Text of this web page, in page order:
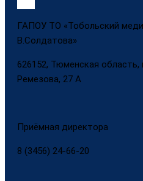
ГАПОУ ТО «Тобольский
В.Солдатова»
626152, Тюменская область,
Ремезова, 27 А
Приёмная директора
8 (3456) 24-66-20